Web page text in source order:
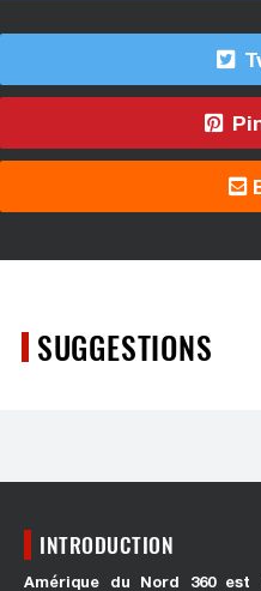
SUGGESTIONS
INTRODUCTION
Amérique du Nord 360